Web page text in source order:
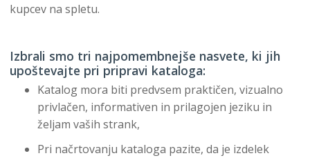
kupcev na spletu.
Izbrali smo tri najpomembnejše nasvete, ki jih
upoštevajte pri pripravi kataloga:
Katalog mora biti predvsem praktičen, vizualno
privlačen, informativen in prilagojen jeziku in
željam vaših strank,
Pri načrtovanju kataloga pazite, da je izdelek